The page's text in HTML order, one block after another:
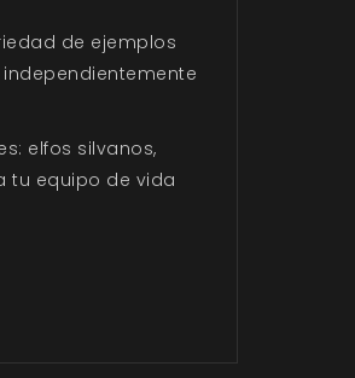
de ejemplos
elfos silvanos,
tu equipo de vida